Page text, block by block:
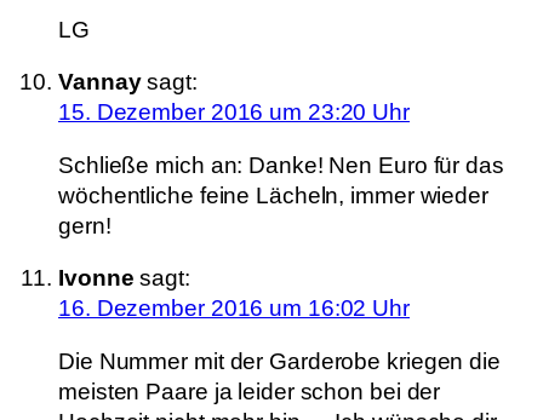
LG
Vannay sagt:
15. Dezember 2016 um 23:20 Uhr
Schließe mich an: Danke! Nen Euro für das
wöchentliche feine Lächeln, immer wieder
gern!
Ivonne sagt:
16. Dezember 2016 um 16:02 Uhr
Die Nummer mit der Garderobe kriegen die
meisten Paare ja leider schon bei der